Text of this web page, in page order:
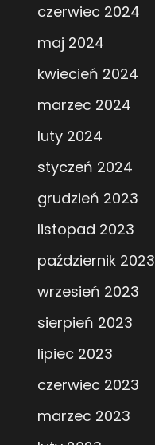
czerwiec 2024
maj 2024
kwiecień 2024
marzec 2024
luty 2024
styczeń 2024
grudzień 2023
listopad 2023
październik 2023
wrzesień 2023
sierpień 2023
lipiec 2023
czerwiec 2023
marzec 2023